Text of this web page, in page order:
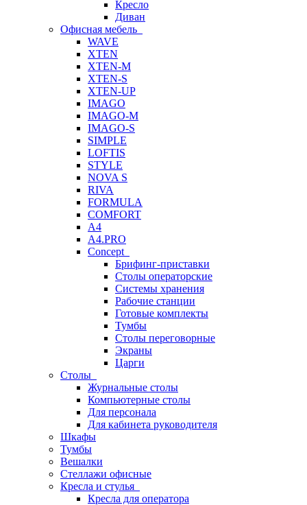
Кресло
Диван
Офисная мебель
WAVE
XTEN
XTEN-M
XTEN-S
XTEN-UP
IMAGO
IMAGO-M
IMAGO-S
SIMPLE
LOFTIS
STYLE
NOVA S
RIVA
FORMULA
COMFORT
A4
A4.PRO
Concept
Брифинг-приставки
Столы операторские
Системы хранения
Рабочие станции
Готовые комплекты
Тумбы
Столы переговорные
Экраны
Царги
Столы
Журнальные столы
Компьютерные столы
Для персонала
Для кабинета руководителя
Шкафы
Тумбы
Вешалки
Стеллажи офисные
Кресла и стулья
Кресла для оператора